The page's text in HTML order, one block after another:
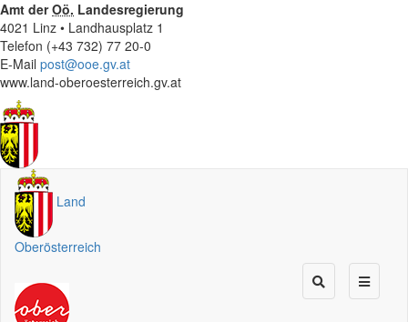
Amt derOö. Landesregierung
4021 Linz • Landhausplatz 1
Telefon (+43 732) 77 20-0
E-Mail post@ooe.gv.at
www.land-oberoesterreich.gv.at
Land
Oberösterreich